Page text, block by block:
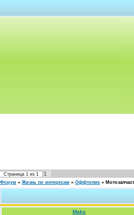
Страница 1 из 1 1
Форум » Жизнь по интересам » Оффтопик »
Maks